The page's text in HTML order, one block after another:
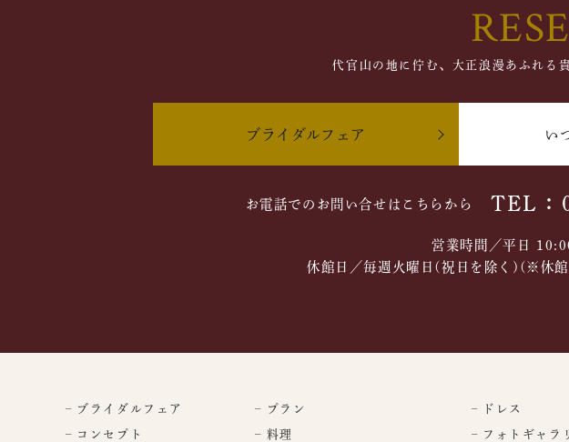
代官山の地に佇む、大正浪漫あふれる
ブライダルフェア い
お電話でのお問い合せはこちらから TEL：
営業時間／平日
休館日／毎週火曜日(祝日を除く)(※休
– ブライダルフェア
– コンセプト
– プラン
– 料理
– ドレス
– フォトギャラ